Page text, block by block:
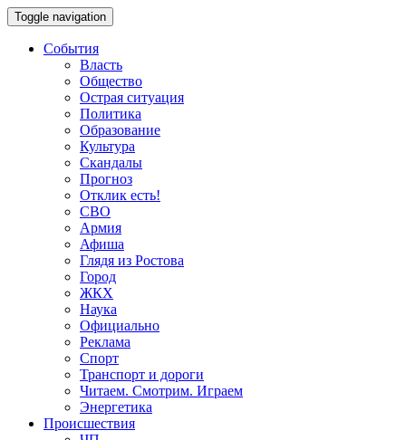
Toggle navigation
События
Власть
Общество
Острая ситуация
Политика
Образование
Культура
Скандалы
Прогноз
Отклик есть!
СВО
Армия
Афиша
Глядя из Ростова
Город
ЖКХ
Наука
Официально
Реклама
Спорт
Транспорт и дороги
Читаем. Смотрим. Играем
Энергетика
Происшествия